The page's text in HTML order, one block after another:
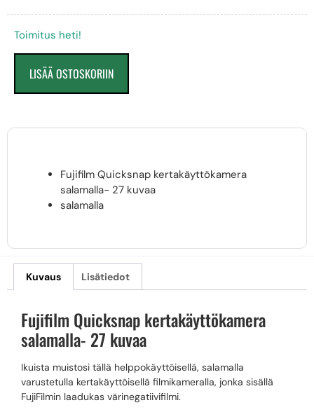
Toimitus heti!
LISÄÄ OSTOSKORIIN
Fujifilm Quicksnap kertakäyttökamera
salamalla- 27 kuvaa
salamalla
Kuvaus Lisätiedot
Fujifilm Quicksnap kertakäyttökamera
salamalla- 27 kuvaa
Ikuista muistosi tällä helppokäyttöisellä, salamalla
varustetulla kertakäyttöisellä filmikameralla, jonka sisällä
FujiFilmin laadukas värinegatiivifilmi.